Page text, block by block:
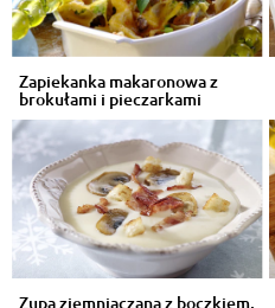
Zapiekanka makaronowa z
brokułami i pieczarkami
Zupa ziemniaczana z boczkiem,